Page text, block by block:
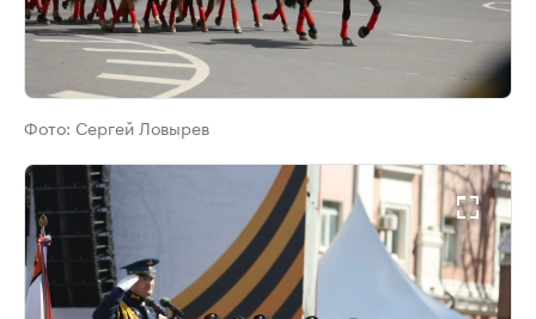
Фото: Сергей Ловырев